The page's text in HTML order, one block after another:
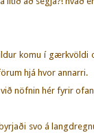
komu í
hjá hvor annarri.
nöfnin hér fyrir
svo á